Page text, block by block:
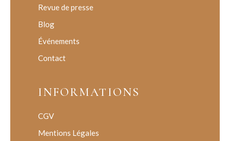
Revue de presse
Blog
Événements
Contact
INFORMATIONS
CGV
Mentions Légales